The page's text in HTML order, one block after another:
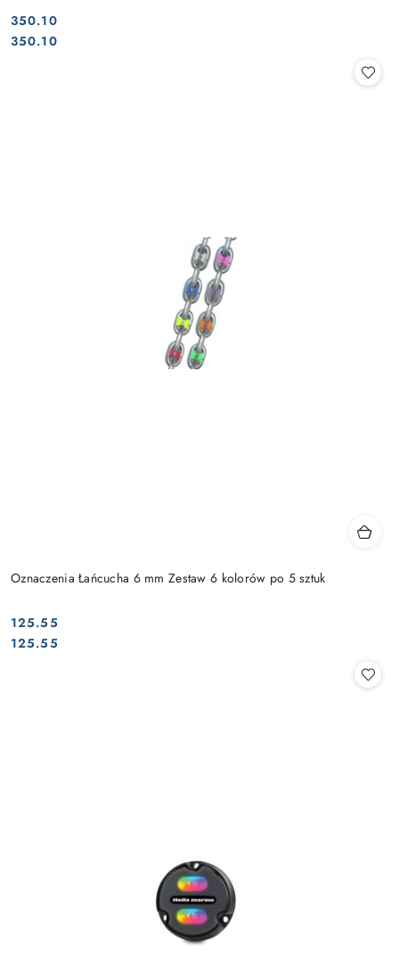
Cena:
350.10
Cena:
350.10
Oznaczenia Łańcucha 6 mm Zestaw 6 kolorów po 5 sztuk
Cena:
125.55
Cena:
125.55